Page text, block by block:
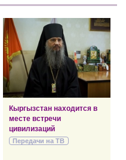
Кыргызстан находится в
месте встречи
цивилизаций
Передачи на ТВ